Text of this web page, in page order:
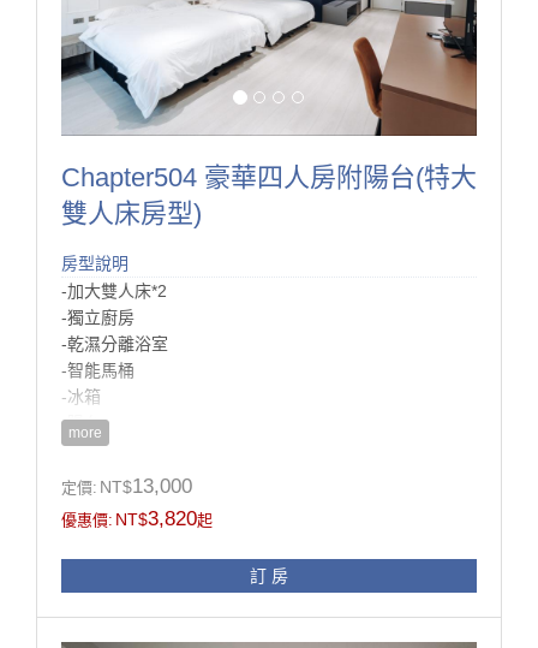
Chapter504 豪華四人房附陽台(特大
雙人床房型)
房型說明
-加大雙人床*2
-獨立廚房
-乾濕分離浴室
-智能馬桶
-冰箱
-陽台
-電視
房型設施介紹
4人短期旅行的好選擇！
同時房內又有廚房可以滿足“食”方面的需求，
more
定價: NT$13,000
優惠價: NT$3,820起
訂 房